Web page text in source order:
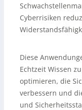
Cyberrisiken
Diese
Echtzeit Wissen
optimieren, die
verbessern und
und